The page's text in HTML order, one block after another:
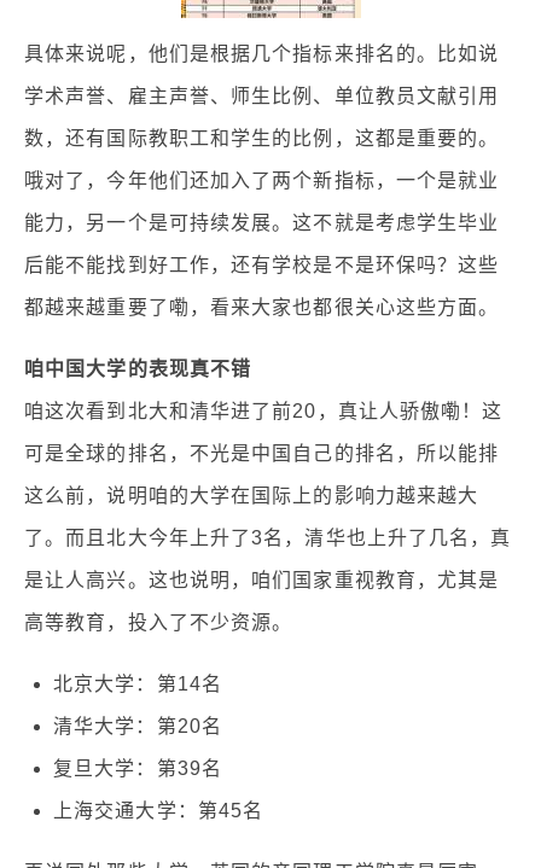
具体来说呢，他们是根据几个指标来排名的。比如说
学术声誉、雇主声誉、师生比例、单位教员文献引用
数，还有国际教职工和学生的比例，这都是重要的。
哦对了，今年他们还加入了两个新指标，一个是就业
能力，另一个是可持续发展。这不就是考虑学生毕业
后能不能找到好工作，还有学校是不是环保吗？这些
都越来越重要了嘞，看来大家也都很关心这些方面。
咱中国大学的表现真不错
咱这次看到北大和清华进了前20，真让人骄傲嘞！这
可是全球的排名，不光是中国自己的排名，所以能排
这么前，说明咱的大学在国际上的影响力越来越大
了。而且北大今年上升了3名，清华也上升了几名，真
是让人高兴。这也说明，咱们国家重视教育，尤其是
高等教育，投入了不少资源。
北京大学：第14名
清华大学：第20名
复旦大学：第39名
上海交通大学：第45名